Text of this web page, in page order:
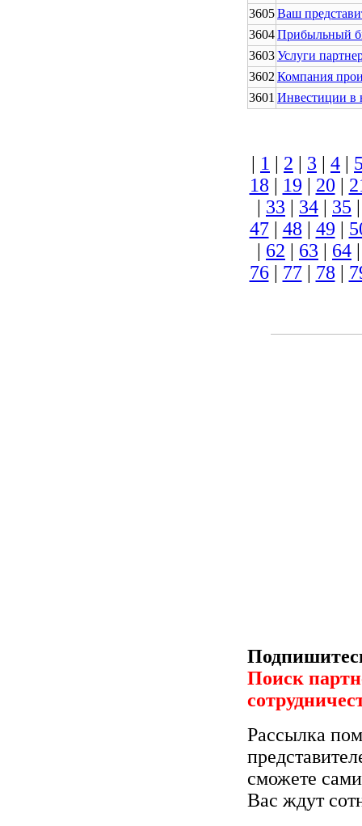
3605Ваш
3604Прибыльный
3603Услуги
3602 Компания
3601 Инвестиции в
| 1 | 2 | 3 | 4 |
18 | 19 | 20 |
| 33 | 34 | 35
47| 48 | 49 |
| 62 | 63 | 64
76| 77| 78 |
Поиск
Рассылка
сможете
Вас ждут